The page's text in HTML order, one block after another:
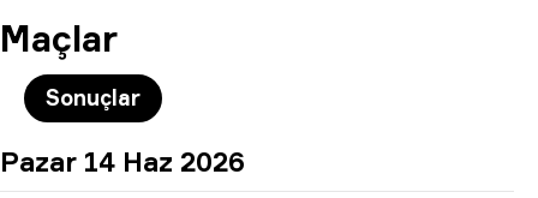
Maçlar
Sonuçlar
Pazar 14 Haz 2026